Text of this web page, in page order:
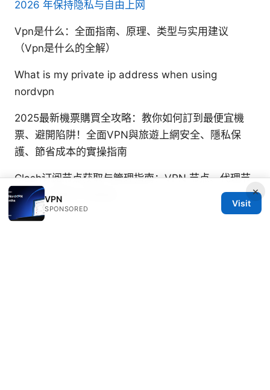
2026 年保持隐私与自由上网
Vpn是什么：全面指南、原理、类型与实用建议
（Vpn是什么的全解）
What is my private ip address when using
nordvpn
2025最新機票購買全攻略：教你如何訂到最便宜機
票、避開陷阱！全面VPN與旅遊上網安全、隱私保
護、節省成本的實操指南
Clash订阅节点获取与管理指南：VPN 节点、代理节
点、自动更新订阅链接
×
VPN
SPONSORED
Visit